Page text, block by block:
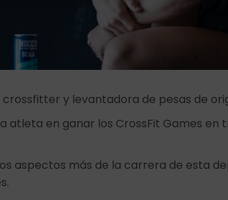
y levantadora de pesas de
atleta en ganar los CrossFit Games en
aspectos más de la carrera de esta